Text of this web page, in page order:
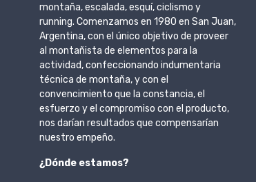
montaña, escalada, esquí, ciclismo y
running. Comenzamos en 1980 en San Juan,
Argentina, con el único objetivo de proveer
al montañista de elementos para la
actividad, confeccionando indumentaria
técnica de montaña, y con el
convencimiento que la constancia, el
esfuerzo y el compromiso con el producto,
nos darían resultados que compensarían
nuestro empeño.
¿Dónde estamos?